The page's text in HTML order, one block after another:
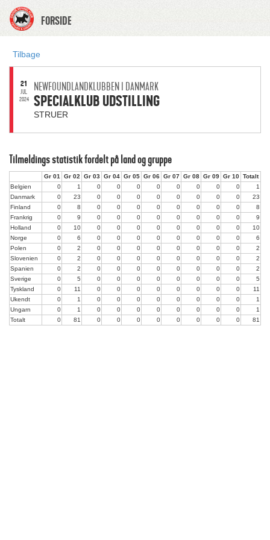
FORSIDE
Tilbage
21
JUL.
2024
NEWFOUNDLANDKLUBBEN I DANMARK
SPECIALKLUB UDSTILLING
STRUER
Tilmeldings statistik fordelt på land og gruppe
Gr 01 Gr 02 Gr 03 Gr 04 Gr 05 Gr 06 Gr 07 Gr 08 Gr 09 Gr 10 Totalt
Belgien
0 1 0 0 0 0 0 0 0 0
1
Danmark
0 23 0 0 0 0 0 0 0 0
23
Finland
0 8 0 0 0 0 0 0 0 0
8
Frankrig
0 9 0 0 0 0 0 0 0 0
9
Holland
0 10 0 0 0 0 0 0 0 0
10
Norge
0 6 0 0 0 0 0 0 0 0
6
Polen
0 2 0 0 0 0 0 0 0 0
2
Slovenien
0 2 0 0 0 0 0 0 0 0
2
Spanien
0 2 0 0 0 0 0 0 0 0
2
Sverige
0 5 0 0 0 0 0 0 0 0
5
Tyskland
0 11 0 0 0 0 0 0 0 0
11
Ukendt
0 1 0 0 0 0 0 0 0 0
1
Ungarn
0 1 0 0 0 0 0 0 0 0
1
Totalt
0 81 0 0 0 0 0 0 0 0 81